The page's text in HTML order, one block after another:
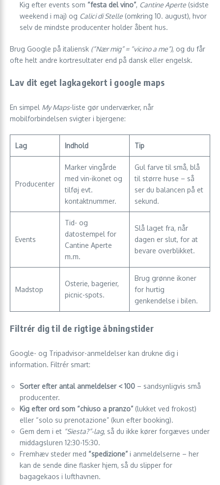
Kig efter events som “festa del vino”, Cantine Aperte (sidste
weekend i maj) og Calici di Stelle (omkring 10. august), hvor
selv de mindste producenter holder åbent hus.
Brug Google på italiensk (“Nær mig” = “vicino a me”), og du får
ofte helt andre kortresultater end på dansk eller engelsk.
Lav dit eget lagkagekort i google maps
En simpel My Maps-liste gør underværker, når
mobilforbindelsen svigter i bjergene:
Lag Indhold Tip
Producenter
Marker vingårde
med vin-ikonet og
tilføj evt.
kontaktnummer.
Gul farve til små, blå
til større huse – så
ser du balancen på et
sekund.
Events
Tid- og
datostempel for
Cantine Aperte
m.m.
Slå laget fra, når
dagen er slut, for at
bevare overblikket.
Madstop
Osterie, bagerier,
picnic-spots.
Brug grønne ikoner
for hurtig
genkendelse i bilen.
Filtrér dig til de rigtige åbningstider
Google- og Tripadvisor-anmeldelser kan drukne dig i
information. Filtrér smart:
Sorter efter antal anmeldelser < 100 – sandsynligvis små
producenter.
Kig efter ord som “chiuso a pranzo” (lukket ved frokost)
eller “solo su prenotazione” (kun efter booking).
Gem dem i et “Siesta?”-lag, så du ikke kører forgæves under
middagsluren 12:30-15:30.
Fremhæv steder med “spedizione” i anmeldelserne – her
kan de sende dine flasker hjem, så du slipper for
bagagekaos i lufthavnen.